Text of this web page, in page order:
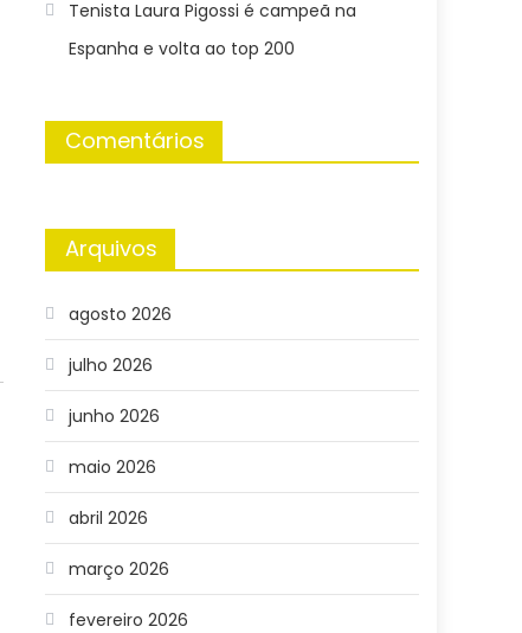
Tenista Laura Pigossi é campeã na
Espanha e volta ao top 200
Comentários
Arquivos
agosto 2026
julho 2026
junho 2026
maio 2026
abril 2026
março 2026
fevereiro 2026